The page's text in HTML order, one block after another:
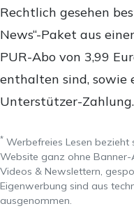
Rechtlich gesehen
News“-Paket aus
PUR-Abo von 3,99
enthalten sind,
Unterstützer-Zahlung.
* Werbefreies Lesen
Website ganz ohne
Videos & Newslettern,
Eigenwerbung sind aus
ausgenommen.